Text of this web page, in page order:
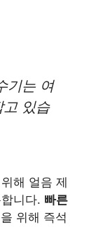
기는 여
있습
해 얼음 제
니다. 빠른
위해 즉석